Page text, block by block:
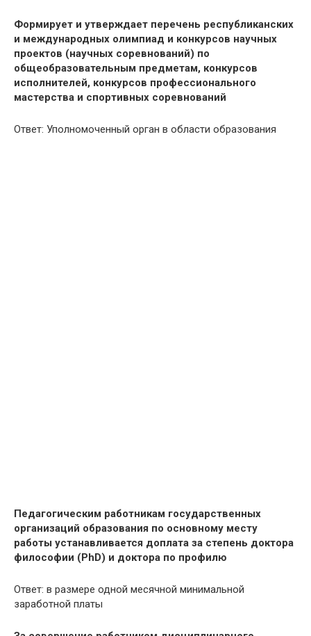
Формирует и утверждает перечень республиканских
и международных олимпиад и конкурсов научных
проектов (научных соревнований) по
общеобразовательным предметам, конкурсов
исполнителей, конкурсов профессионального
мастерства и спортивных соревнований
Ответ: Уполномоченный орган в области образования
Педагогическим работникам государственных
организаций образования по основному месту
работы устанавливается доплата за степень доктора
философии (PhD) и доктора по профилю
Ответ: в размере одной месячной минимальной
заработной платы